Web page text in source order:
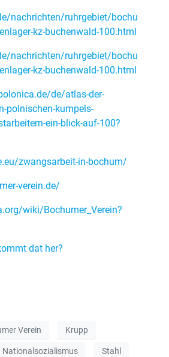
nachrichten/ruhrgebiet/bochu
kz-buchenwald-100.html
nachrichten/ruhrgebiet/bochu
kz-buchenwald-100.html
de/atlas-der-
polnischen-kumpels-
ein-blick-auf-100?
zwangsarbeit-in-bochum/
verein.de/
wiki/Bochumer_Verein?
dat her?
Verein Krupp
Nationalsozialismus Stahl